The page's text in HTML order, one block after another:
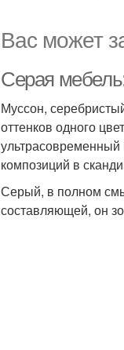
Вас может
Серая
Муссон,
оттенков одного
ультрасовременный
композиций в
Серый, в полном
составляющей, он